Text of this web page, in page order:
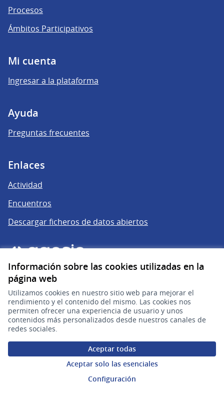
Información sobre las cookies utilizadas en la
página web
Utilizamos cookies en nuestro sitio web para mejorar el
rendimiento y el contenido del mismo. Las cookies nos
permiten ofrecer una experiencia de usuario y unos
contenidos más personalizados desde nuestros canales de
redes sociales.
Aceptar todas
Aceptar solo las esenciales
Configuración
Procesos
Ámbitos Participativos
Mi cuenta
Ingresar a la plataforma
Ayuda
Preguntas frecuentes
Enlaces
Actividad
Encuentros
Descargar ficheros de datos abiertos
gub.uy
(Enlace externo)
Sitio oficial de la República Oriental del Uruguay
Configuración de cookies
Web creada consoftware libre